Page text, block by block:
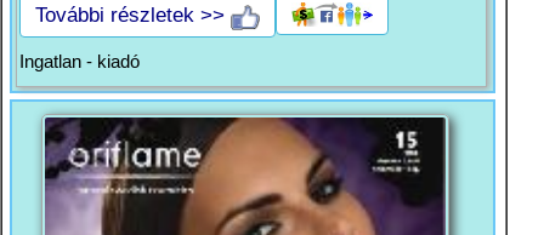
További részletek >>
Ingatlan - kiadó